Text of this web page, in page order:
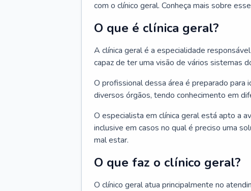
com o clínico geral. Conheça mais sobre
O que é clínica geral?
A clínica geral é a especialidade
capaz de ter uma visão de vários sistemas
O profissional dessa área é preparado
diversos órgãos, tendo conhecimento em
O especialista em clínica geral está apto a
inclusive em casos no qual é preciso uma
mal estar.
O que faz o clínico geral?
O clínico geral atua principalmente no